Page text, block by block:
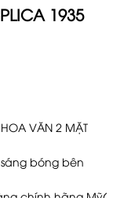
1935
VĂN 2 MẶT
bóng bên